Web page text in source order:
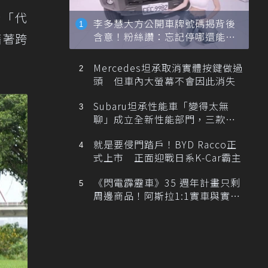
代
跨
李多慧大方公開車牌號碼揭背後
含意！粉絲讚：忘記停哪還能幫
忙找車
Mercedes坦承取消實體按鍵做過
頭 但車內大螢幕不會因此消失
Subaru坦承性能車「變得太無
聊」成立全新性能部門，三款手
就是要侵門踏戶！BYD Racco正
式上市 正面迎戰日系K-Car霸主
《閃電霹靂車》35 週年計畫只剩
周邊商品！阿斯拉1:1實車與實體